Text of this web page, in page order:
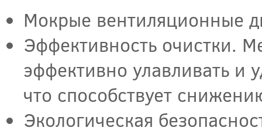
Мокрые вентиляционные
Эффективность очистки.
эффективно улавливать и
что способствует
Экологическая